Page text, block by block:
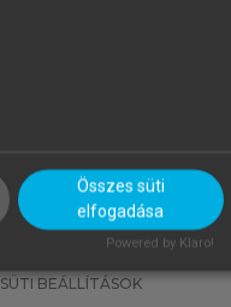
MI – ÁLTALÁNOS IRÁNYELVEK
SÜTI BEÁLLÍTÁSOK
Összes süti
elfogadása
Powered by Klaro!